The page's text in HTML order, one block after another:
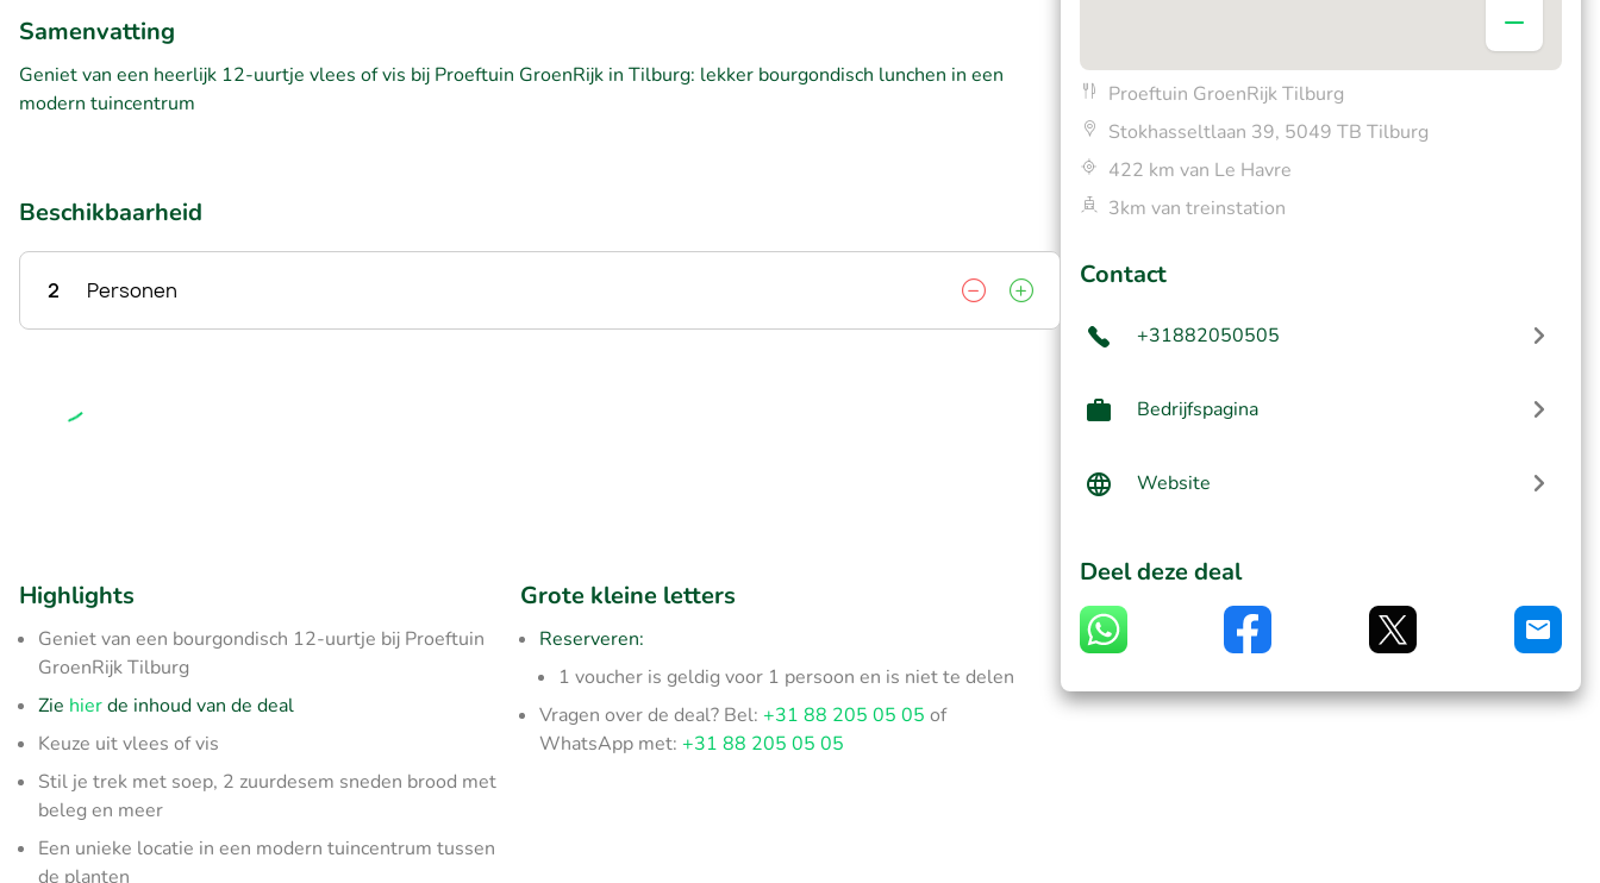
Samenvatting
Geniet van een heerlijk 12-uurtje vlees of vis bij Proeftuin GroenRijk in Tilburg: lekker bourgondisch lunchen in een
modern tuincentrum
Beschikbaarheid
2 Personen
Highlights
Geniet van een bourgondisch 12-uurtje bij Proeftuin
GroenRijk Tilburg
Zie hierde inhoud van de deal
Keuze uit vlees of vis
Stil je trek met soep, 2 zuurdesem sneden brood met
beleg en meer
Een unieke locatie in een modern tuincentrum tussen
de planten
Grote kleine letters
Reserveren:
1 voucher is geldig voor 1 persoon en is niet te delen
Vragen over de deal? Bel:+31 88 205 05 05 of
WhatsApp met:+31 88 205 05 05
Proeftuin GroenRijk Tilburg
Stokhasseltlaan 39, 5049 TB Tilburg
422 km van Le Havre
3km van treinstation
Contact
+31882050505
Bedrijfspagina
Website
Deel deze deal